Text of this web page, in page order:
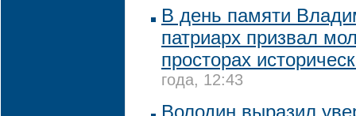
В день памяти
патриарх призвал
просторах
года, 12:43
Володин выразил